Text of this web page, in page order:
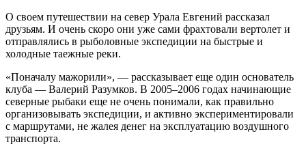
О своем путешествии на север Урала Евгений рассказал
друзьям. И очень скоро они уже сами фрахтовали вертолет и
отправлялись в рыболовные экспедиции на быстрые и
холодные таежные реки.
«Поначалу мажорили», — рассказывает еще один основатель
клуба — Валерий Разумков. В 2005–2006 годах начинающие
северные рыбаки еще не очень понимали, как правильно
организовывать экспедиции, и активно экспериментировали
с маршрутами, не жалея денег на эксплуатацию воздушного
транспорта.